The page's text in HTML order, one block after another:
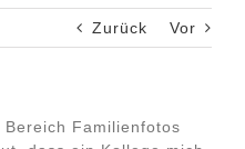
Zurück Vor
Familienfotos